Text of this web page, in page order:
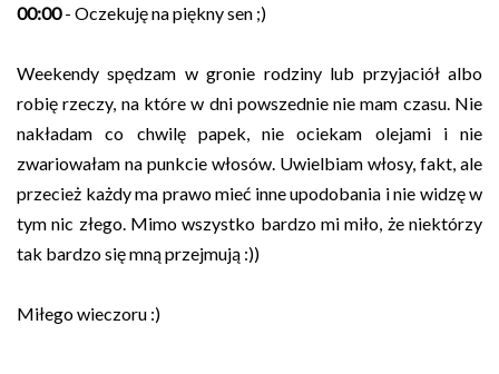
00:00- Oczekuję na piękny sen ;)
Weekendy spędzam w gronie rodziny lub przyjaciół albo
robię rzeczy, na które w dni powszednie nie mam czasu. Nie
nakładam co chwilę papek, nie ociekam olejami i nie
zwariowałam na punkcie włosów. Uwielbiam włosy, fakt, ale
przecież każdy ma prawo mieć inne upodobania i nie widzę w
tym nic złego. Mimo wszystko bardzo mi miło, że niektórzy
tak bardzo się mną przejmują :))
Miłego wieczoru :)